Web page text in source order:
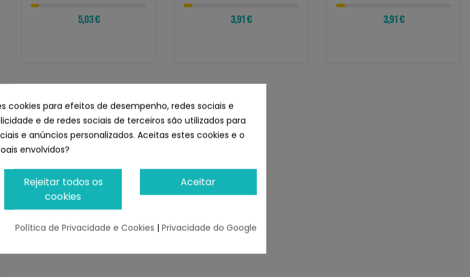
5,03 € 3,91 € 3,91 €
cookies para efeitos de desempenho, redes sociais e
e de redes sociais de terceiros são utilizados para
e anúncios personalizados. Aceitas estes cookies e o
envolvidos?
Aceitar
Rejeitar todos os
cookies
Política de Privacidade e Cookies | Privacidade do Google